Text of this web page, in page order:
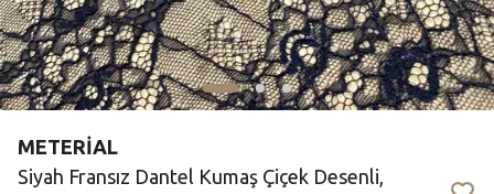
METERİAL
Siyah Fransız Dantel Kumaş Çiçek Desenli,